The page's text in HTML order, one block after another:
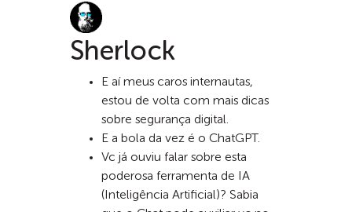
Sherlock
E aí meus caros internautas,
estou de volta com mais dicas
sobre segurança digital.
E a bola da vez é o ChatGPT.
Vc já ouviu falar sobre esta
poderosa ferramenta de IA
(Inteligência Artificial)? Sabia